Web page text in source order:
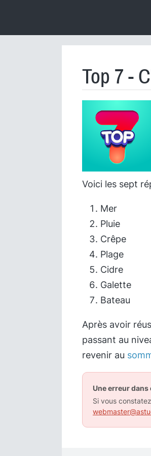
Top 7 -
Voici les sept
Mer
Pluie
Crêpe
Plage
Cidre
Galette
Bateau
Après avoir
passant au
revenir au
Une erreur
Si vous